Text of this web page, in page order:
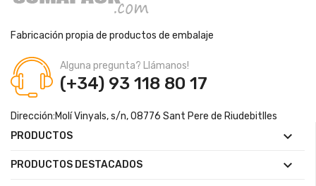
Fabricación propia de productos de embalaje
Alguna pregunta? Llámanos!
(+34) 93 118 80 17
Dirección:Molí Vinyals, s/n, 08776 Sant Pere de Riudebitlles
PRODUCTOS

PRODUCTOS DESTACADOS 